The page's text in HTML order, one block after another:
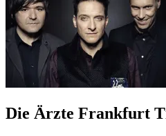
Die Ärzte Frankfurt